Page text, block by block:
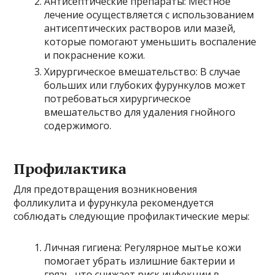
лечение осуществляется с использованием
антисептических растворов или мазей,
которые помогают уменьшить воспаление
и покраснение кожи.
Хирургическое вмешательство: В случае
больших или глубоких фурункулов может
потребоваться хирургическое
вмешательство для удаления гнойного
содержимого.
Профилактика
Для предотвращения возникновения
фолликулита и фурункула рекомендуется
соблюдать следующие профилактические меры:
Личная гигиена: Регулярное мытье кожи
помогает убрать излишние бактерии и